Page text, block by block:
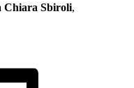
Chiara Sbiroli,